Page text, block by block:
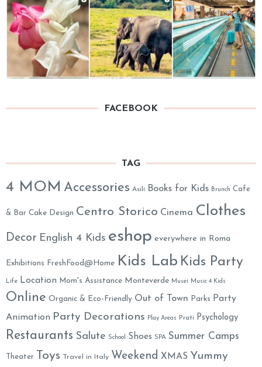
FACEBOOK
TAG
4 MOM Accessories Asili Books for Kids Brunch Cafe
& Bar Cake Design Centro Storico Cinema Clothes
Decor English 4 Kids eshop everywhere in Roma
Exhibitions FreshFood@Home Kids Lab Kids Party
Life Location Mom's Assistance Monteverde Musei Music 4 Kids
Online Organic & Eco-Friendly Out of Town Parks
Party
Animation Party Decorations Play Areas Prati Psychology
Restaurants Salute School Shoes SPA Summer Camps
Theater Toys Travel in Italy Weekend XMAS Yummy